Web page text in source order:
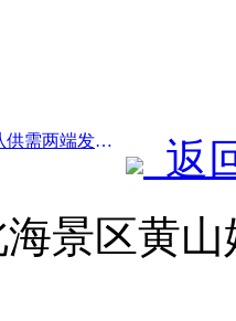
前一篇：文化和旅游部：从供需两端发力，引导文旅消费活动出行
返
景区黄